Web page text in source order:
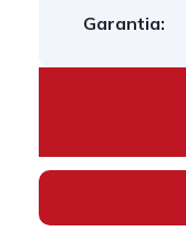
Garantia: